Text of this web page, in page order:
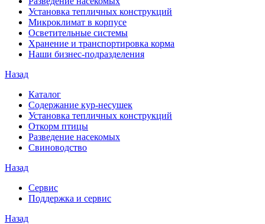
Установка тепличных конструкций
Микроклимат в корпусе
Осветительные системы
Хранение и транспортировка корма
Наши бизнес-подразделения
Назад
Каталог
Содержание кур-несушек
Установка тепличных конструкций
Откорм птицы
Разведение насекомых
Свиноводство
Назад
Сервис
Поддержка и сервис
Назад